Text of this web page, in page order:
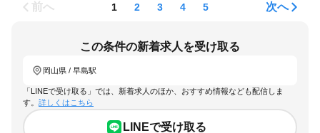
前へ 1 2 3 4 5 次へ
この条件の新着求人を受け取る
岡山県 / 早島駅
「LINEで受け取る」では、新着求人のほか、おすすめ情報なども配信しま
す。 詳しくはこちら
LINEで受け取る